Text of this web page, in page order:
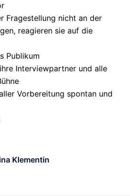
Fragestellung nicht an der
reagieren sie auf die
Publikum
Interviewpartner und alle
Vorbereitung spontan und
Klementin